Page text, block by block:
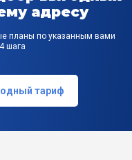
адресу
планы по указанным вами
шага
тариф